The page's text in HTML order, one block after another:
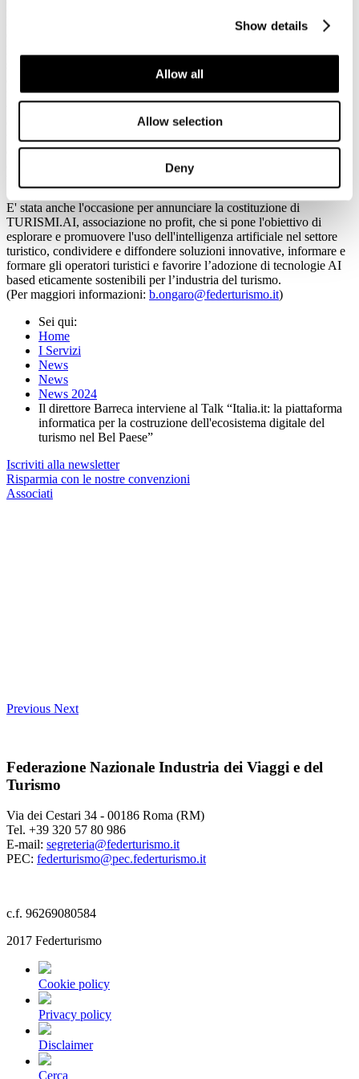
Show details
Allow all
Allow selection
Deny
Francesco Di Filippo, Coordinatore tecnico Politiche del turismo
Conferenza Stato-Regioni – Regione Abruzzo e Stefan Marchioro,
avranno a disposizione regole digitali e tecnologiche ben chiare per
farsi conoscere, raccontare la propria offerta turistica, rendendola
visibile a livello nazionale e internazionale anche grazie alle
campagne di comunicazione che verranno attivate. Potranno
usufruire di servizi di formazione, di aggiornamento professionale,
di supporto all'attività di impresa e allo sviluppo di competenze
digitali, oggi più che mai indispensabili per comunicare il proprio
E' stata anche l'occasione per annunciare la costituzione di
TURISMI.AI, associazione no profit, che si pone l'obiettivo di
esplorare e promuovere l'uso dell'intelligenza artificiale nel settore
turistico, condividere e diffondere soluzioni innovative, informare e
formare gli operatori turistici e favorire l’adozione di tecnologie AI
based eticamente sostenibili per l’industria del turismo.
(Per maggiori informazioni: b.ongaro@federturismo.it)
Sei qui:
Home
I Servizi
News
News
News 2024
Il direttore Barreca interviene al Talk “Italia.it: la piattaforma
informatica per la costruzione dell'ecosistema digitale del
turismo nel Bel Paese”
Iscriviti alla newsletter
Risparmia con le nostre convenzioni
Associati
Previous Next
Federazione Nazionale Industria dei Viaggi e del
Turismo
Via dei Cestari 34 - 00186 Roma (RM)
Tel. +39 320 57 80 986
E-mail: segreteria@federturismo.it
PEC: federturismo@pec.federturismo.it
c.f. 96269080584
2017 Federturismo
Cookie policy
Privacy policy
Disclaimer
Cerca